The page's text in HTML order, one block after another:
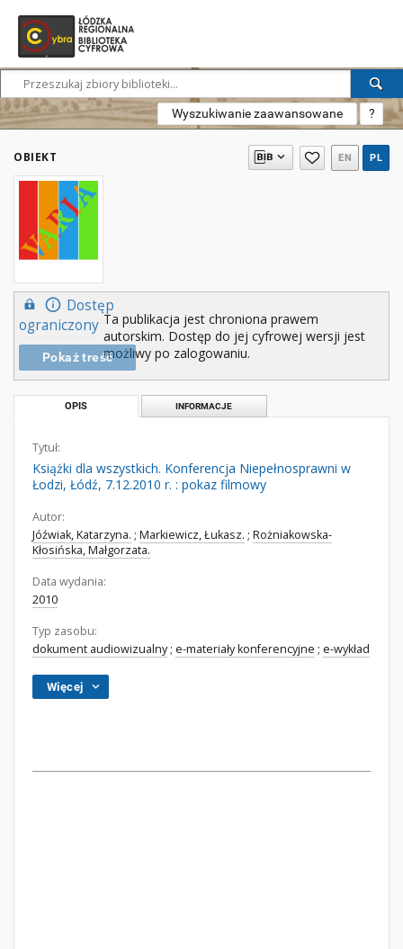
Wyszukiwanie zaawansowane ?
OBIEKT EN PL
Dostęp
ograniczony
Pokaż treść
Ta publikacja jest chroniona prawem
autorskim. Dostęp do jej cyfrowej wersji jest
możliwy po zalogowaniu.
OPIS INFORMACJE
Tytuł:
Książki dla wszystkich. Konferencja Niepełnosprawni w
Łodzi, Łódź, 7.12.2010 r. : pokaz filmowy
Autor:
Jóźwiak, Katarzyna. ; Markiewicz, Łukasz. ; Rożniakowska-
Kłosińska, Małgorzata.
Data wydania:
2010
Typ zasobu:
dokument audiowizualny; e-materiały konferencyjne ; e-wykład
Więcej